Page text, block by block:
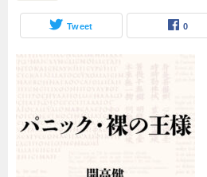
Tweet 0